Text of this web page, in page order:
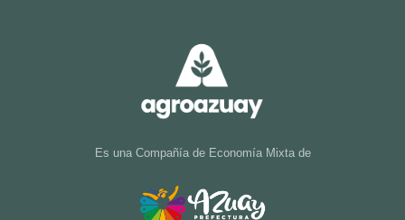
Es una Compañía de Economía Mixta de